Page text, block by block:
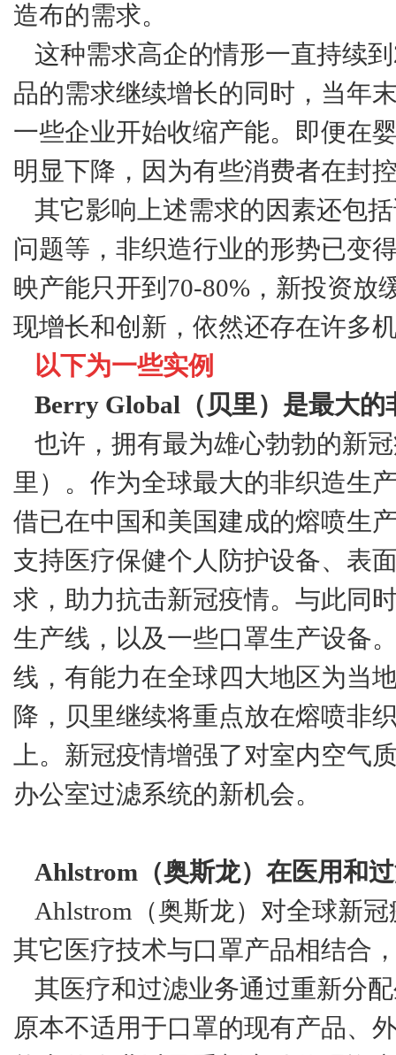
造布的需求。
这种需求高企的情形一直持续
品的需求继续增长的同时，当年
一些企业开始收缩产能。即便在
明显下降，因为有些消费者在封
其它影响上述需求的因素还包
问题等，非织造行业的形势已变
映产能只开到70-80%，新投资放
现增长和创新，依然还存在许多
以下为一些实例
Berry Global（贝里）是最大的
也许，拥有最为雄心勃勃的新
里）。作为全球最大的非织造生
借已在中国和美国建成的熔喷生
支持医疗保健个人防护设备、表
求，助力抗击新冠疫情。与此同
生产线，以及一些口罩生产设备
线，有能力在全球四大地区为当
降，贝里继续将重点放在熔喷非
上。新冠疫情增强了对室内空气
办公室过滤系统的新机会。
Ahlstrom（奥斯龙）在医用和
Ahlstrom（奥斯龙）对全球新
其它医疗技术与口罩产品相结合
其医疗和过滤业务通过重新分
原本不适用于口罩的现有产品、